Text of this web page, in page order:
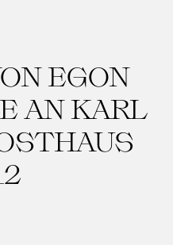
EGON
AN KARL